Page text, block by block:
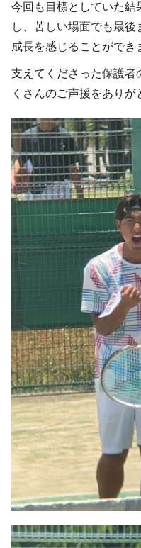
今回も目標としていた結
し、苦しい場面でも最
成長を感じることができ
支えてくださった保護者
くさんのご声援をありが